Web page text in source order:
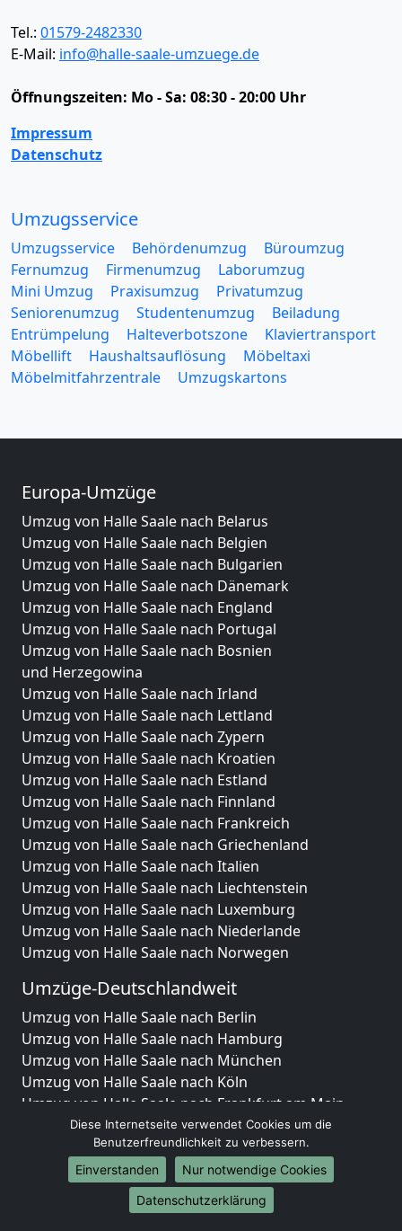
Tel.: 01579-2482330
E-Mail: info@halle-saale-umzuege.de
Öffnungszeiten: Mo - Sa: 08:30 - 20:00 Uhr
Impressum
Datenschutz
Umzugsservice
Umzugsservice Behördenumzug
Büroumzug
Fernumzug
Firmenumzug
Laborumzug
Mini Umzug
Praxisumzug
Privatumzug
Seniorenumzug
Studentenumzug
Beiladung
Entrümpelung
Halteverbotszone
Klaviertransport
Möbellift
Haushaltsauflösung
Möbeltaxi
Möbelmitfahrzentrale
Umzugskartons
Europa-Umzüge
Umzug von Halle Saale nach Belarus
Umzug von Halle Saale nach Belgien
Umzug von Halle Saale nach Bulgarien
Umzug von Halle Saale nach Dänemark
Umzug von Halle Saale nach England
Umzug von Halle Saale nach Portugal
Umzug von Halle Saale nach Bosnien
und Herzegowina
Umzug von Halle Saale nach Irland
Umzug von Halle Saale nach Lettland
Umzug von Halle Saale nach Zypern
Umzug von Halle Saale nach Kroatien
Umzug von Halle Saale nach Estland
Umzug von Halle Saale nach Finnland
Umzug von Halle Saale nach Frankreich
Umzug von Halle Saale nach Griechenland
Umzug von Halle Saale nach Italien
Umzug von Halle Saale nach Liechtenstein
Umzug von Halle Saale nach Luxemburg
Umzug von Halle Saale nach Niederlande
Umzug von Halle Saale nach Norwegen
Umzüge-Deutschlandweit
Umzug von Halle Saale nach Berlin
Umzug von Halle Saale nach Hamburg
Umzug von Halle Saale nach München
Umzug von Halle Saale nach Köln
Umzug von Halle Saale nach Frankfurt am Main
Umzug von Halle Saale nach Stuttgart
Umzug von Halle Saale nach Düsseldorf
Umzug von Halle Saale nach Leipzig
Umzug von Halle Saale nach Dortmund
Umzug von Halle Saale nach Essen
Diese Internetseite verwendet Cookies um die
Benutzerfreundlichkeit zu verbessern.
Einverstanden
Nur notwendige Cookies
Datenschutzerklärung